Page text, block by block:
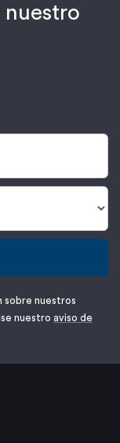
nuestro
sobre nuestros
nuestro aviso de